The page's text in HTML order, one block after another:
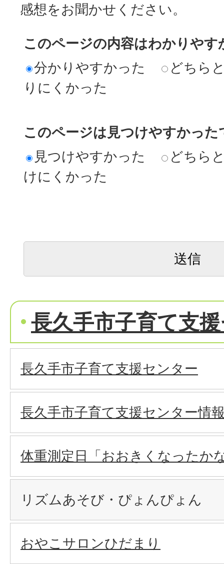
感想をお聞かせください。
このページの内容はわかりやす
分かりやすかった
どちら
りにくかった
このページは見つけやすかった
見つけやすかった
どちら
けにくかった
長久手市子育て支
長久手市子育て支援センター
長久手市子育て支援センター情
体重測定日「おおきくなったか
リズムあそび・ぴょんぴょん
おやこサロンひだまり